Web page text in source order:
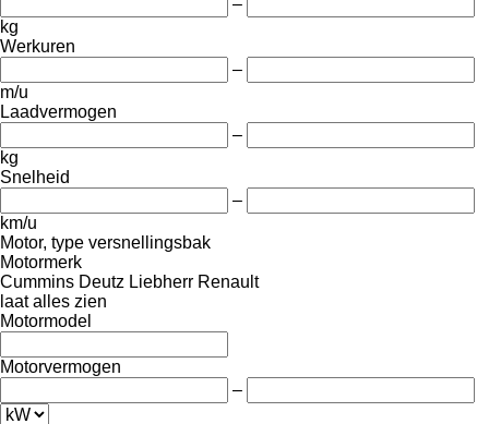
kg
Werkuren
–
m/u
Laadvermogen
–
kg
Snelheid
–
km/u
Motor, type versnellingsbak
Motormerk
Cummins Deutz Liebherr Renault
laat alles zien
Motormodel
Motorvermogen
–